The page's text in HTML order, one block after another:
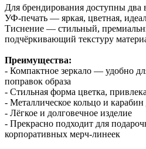
Для брендирования доступны два
УФ-печать — яркая, цветная,
Тиснение — стильный,
подчёркивающий текстуру
Преимущества:
- Компактное зеркало — удобно
поправок образа
- Стильная форма цветка,
- Металлическое кольцо и
- Лёгкое и долговечное изделие
- Прекрасно подходит для
корпоративных мерч-линеек